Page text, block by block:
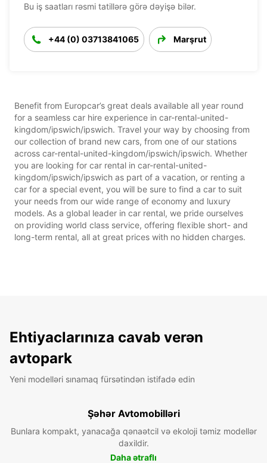
Bu iş saatları rəsmi tatillərə görə dəyişə bilər.
+44 (0) 03713841065 Marşrut
Benefit from Europcar’s great deals available all year round
for a seamless car hire experience in car-rental-united-
kingdom/ipswich/ipswich. Travel your way by choosing from
our collection of brand new cars, from one of our stations
across car-rental-united-kingdom/ipswich/ipswich. Whether
you are looking for car rental in car-rental-united-
kingdom/ipswich/ipswich as part of a vacation, or renting a
car for a special event, you will be sure to find a car to suit
your needs from our wide range of economy and luxury
models. As a global leader in car rental, we pride ourselves
on providing world class service, offering flexible short- and
long-term rental, all at great prices with no hidden charges.
Ehtiyaclarınıza cavab verən
avtopark
Yeni modelləri sınamaq fürsətindən istifadə edin
Şəhər Avtomobilləri
Bunlara kompakt, yanacağa qənaətcil və ekoloji təmiz modellər
daxildir.
Daha ətraflı